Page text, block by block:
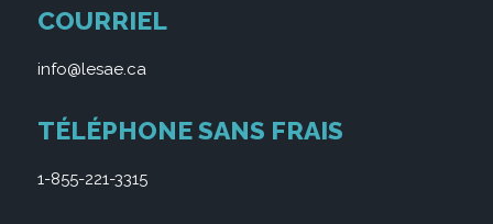
COURRIEL
info@lesae.ca
TÉLÉPHONE SANS FRAIS
1-855-221-3315